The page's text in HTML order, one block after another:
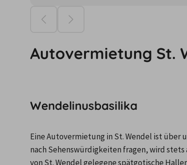
Autovermietung St.
Wendelinusbasilika
Eine Autovermietung in St. Wendel ist über
nach Sehenswürdigkeiten fragen, wird
von St. Wendel gelegene spätgotische